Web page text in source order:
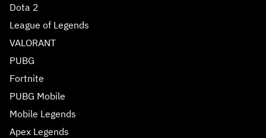
Dota 2
League of Legends
VALORANT
PUBG
Fortnite
PUBG Mobile
Mobile Legends
Apex Legends